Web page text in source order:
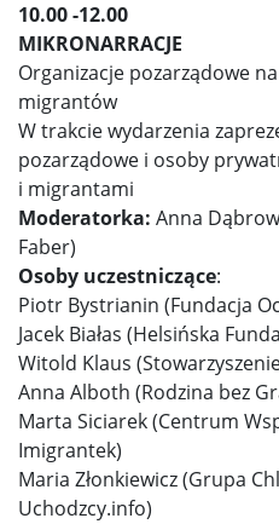
10.00 -12.00
MIKRONARRACJE
Organizacje pozarządowe
migrantów
W trakcie wydarzenia
pozarządowe i osoby
i migrantami
Moderatorka: Anna
Faber)
Osoby uczestniczące:
Piotr Bystrianin (Fundacja
Jacek Białas (Helsińska
Witold Klaus
Anna Alboth (Rodzina bez
Marta Siciarek (Centrum
Imigrantek)
Maria Złonkiewicz (Grupa
Uchodzcy.info)